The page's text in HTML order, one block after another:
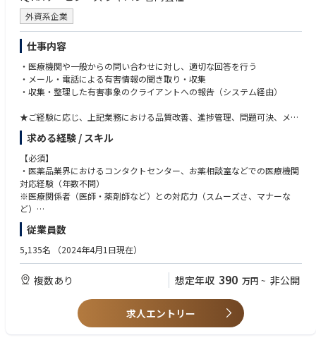
外資系企業
仕事内容
・医療機関や一般からの問い合わせに対し、適切な回答を行う
・メール・電話による有害情報の聞き取り・収集
・収集・整理した有害事象のクライアントへの報告（システム経由）
★ご経験に応じ、上記業務における品質改善、進捗管理、問題可決、メン
バーサポートなどのスーパーバイザー業務もお任せします。
求める経験 / スキル
【必須】
・医薬品業界におけるコンタクトセンター、お薬相談室などでの医療機関
対応経験（年数不問）
※医療関係者（医師・薬剤師など）との対応力（スムーズさ、マナーな
ど）
・ビジネスレベルの日本語能力
・英語の読み書き。英語を学ぶ意思がある方
※トレーニング資料や英語回答資料を読む、理解する必要があるため
【歓迎要件】
・薬剤師・看護師など医療関係の資格、あるいは、MR職歴 ライフサイエ
ンス関連の学歴・職歴
・添付文書やインタビューフォームの改訂作業をしたことがある
従業員数
5,135名 （2024年4月1日現在）
複数あり 想定年収 390 万円 ~ 非公開
求人エントリー